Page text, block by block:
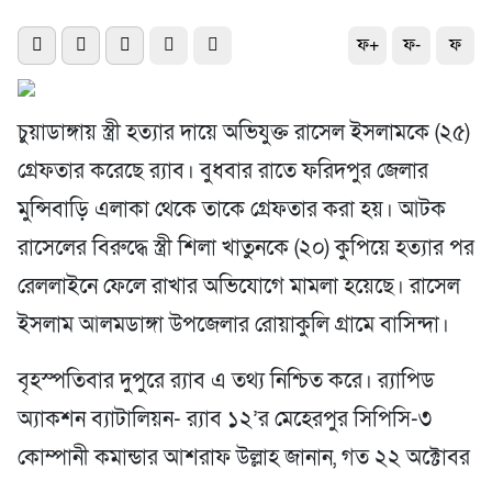
ফ+ ফ- ফ
চুয়াডাঙ্গায় স্ত্রী হত্যার দায়ে অভিযুক্ত রাসেল ইসলামকে (২৫)
গ্রেফতার করেছে র‌্যাব। বুধবার রাতে ফরিদপুর জেলার
মুন্সিবাড়ি এলাকা থেকে তাকে গ্রেফতার করা হয়। আটক
রাসেলের বিরুদ্ধে স্ত্রী শিলা খাতুনকে (২০) কুপিয়ে হত্যার পর
রেললাইনে ফেলে রাখার অভিযোগে মামলা হয়েছে। রাসেল
ইসলাম আলমডাঙ্গা উপজেলার রোয়াকুলি গ্রামে বাসিন্দা।
বৃহস্পতিবার দুপুরে র‌্যাব এ তথ্য নিশ্চিত করে। র‌্যাপিড
অ্যাকশন ব্যাটালিয়ন- র‌্যাব ১২’র মেহেরপুর সিপিসি-৩
কোম্পানী কমান্ডার আশরাফ উল্লাহ জানান, গত ২২ অক্টোবর